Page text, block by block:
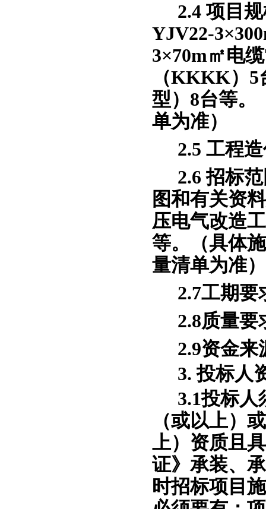
2.4 项目
YJV22-
3×70m㎡电
（KKKK）5
型）8台等。
单为准）
2.5 工程
2.6 招标
图和有关资
压电气改造
等。
（具体
量清单为准）
2.7工期要
2.8质量要
2.9资金来
3. 投标人
3.1投标人
（或以上）或
上） 资质且
证》承装、
时招标项目